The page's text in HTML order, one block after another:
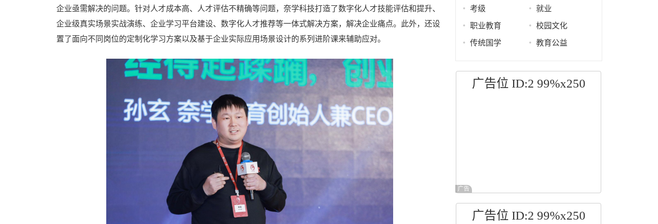
企业亟需解决的问题。针对人才成本高、人才评估不精确等问题，奈学科技打造了数字化人才技能评估和提升、
企业级真实场景实战演练、企业学习平台建设、数字化人才推荐等一体式解决方案，解决企业痛点。此外，还设
置了面向不同岗位的定制化学习方案以及基于企业实际应用场景设计的系列进阶课来辅助应对。
考级 就业
职业教育 校园文化
传统国学 教育公益
广告位 ID:2 99%x250
广告
广告位 ID:2 99%x250